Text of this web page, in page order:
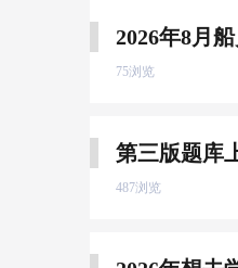
75浏览
487浏览